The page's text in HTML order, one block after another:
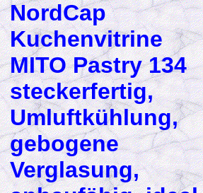
NordCap
Kuchenvitrine
MITO Pastry 134
steckerfertig,
Umluftkühlung,
gebogene
Verglasung,